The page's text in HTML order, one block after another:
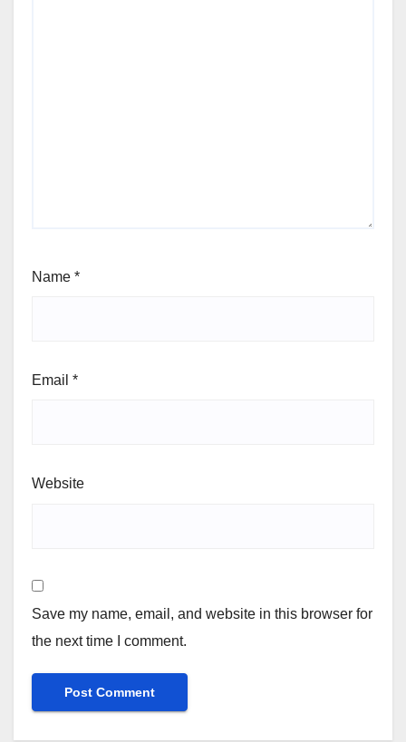
Name *
Email *
Website
Save my name, email, and website in this browser for
the next time I comment.